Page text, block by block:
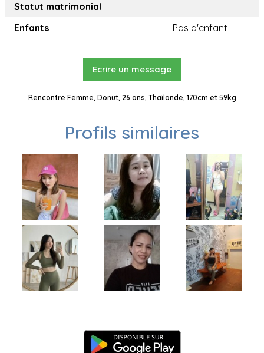
Statut matrimonial
Enfants
Pas d'enfant
Ecrire un message
Rencontre Femme, Donut, 26 ans, Thaïlande, 170cm et 59kg
Profils similaires